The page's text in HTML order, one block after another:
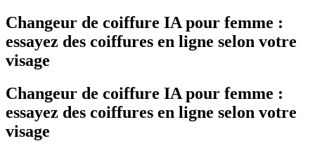
Changeur de coiffure IA pour femme :
essayez des coiffures en ligne selon votre
visage
Changeur de coiffure IA pour femme :
essayez des coiffures en ligne selon votre
visage